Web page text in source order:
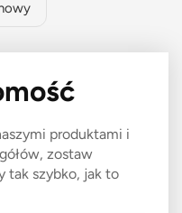
produktami i
zostaw
tak szybko, jak to